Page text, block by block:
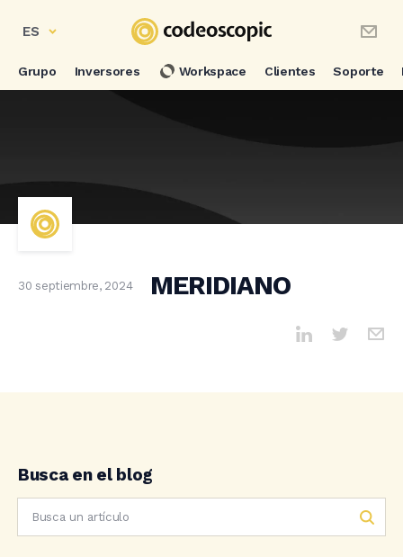
ES
Grupo Inversores Workspace Clientes Soporte
30 septiembre, 2024 MERIDIANO
Busca en el blog